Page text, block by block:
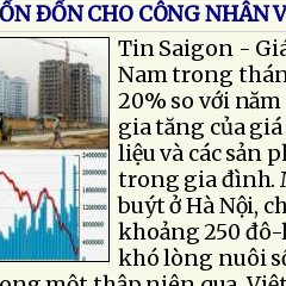
ÐỐN CHO CÔNG NHÂN
Tin Saigon -
Nam trong
20% so với
gia tăng của
liệu và các sản
trong gia đình.
buýt ở Hà Nội,
khoảng 250
khó lòng nuôi